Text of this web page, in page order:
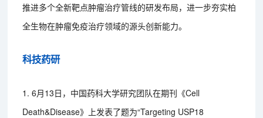
推进多个全新靶点肿瘤治疗管线的研发布局，进一步夯实柏
全生物在肿瘤免疫治疗领域的源头创新能力。
科技药研
1. 6月13日，中国药科大学研究团队在期刊《Cell
Death&Disease》上发表了题为“Targeting USP18